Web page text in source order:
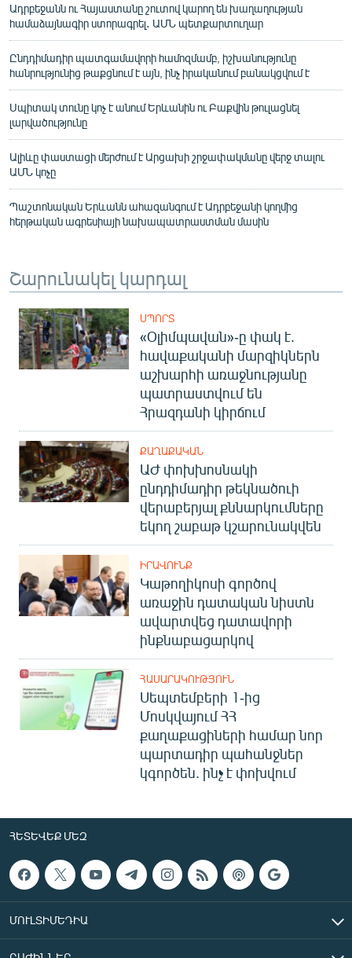
Ադրբեջանն ու Հայաստանը շուտով կարող են խաղաղության
համաձայնագիր ստորագրել․ ԱՄՆ պետքարտուղար
Ընդդիմադիր պատգամավորի համոզմամբ, իշխանությունը
հանրությունից թաքցնում է այն, ինչ իրականում բանակցվում է
Սպիտակ տունը կոչ է անում Երևանին ու Բաքվին թուլացնել
լարվածությունը
Ալիևը փաստացի մերժում է Արցախի շրջափակմանը վերջ տալու
ԱՄՆ կոչը
Պաշտոնական Երևանն ահազանգում է Ադրբեջանի կողմից
հերթական ագրեսիայի նախապատրաստման մասին
Շարունակել կարդալ
ՍՊՈՐՏ
«Օլիմպավան»-ը փակ է.
հավաքականի մարզիկներն
աշխարհի առաջնությանը
պատրաստվում են
Հրազդանի կիրճում
ՔԱՂԱՔԱԿԱՆ
ԱԺ փոխխոսնակի
ընդդիմադիր թեկնածուի
վերաբերյալ քննարկումները
եկող շաբաթ կշարունակվեն
ԻՐԱՎՈՒՆՔ
Կաթողիկոսի գործով
առաջին դատական նիստն
ավարտվեց դատավորի
ինքնաբացարկով
ՀԱՍԱՐԱԿՈՒԹՅՈՒՆ
Սեպտեմբերի 1-ից
Մոսկվայում ՀՀ
քաղաքացիների համար նոր
պարտադիր պահանջներ
կգործեն. ինչ է փոխվում
ՀԵՏԵՎԵՔ ՄԵԶ
ՄՈՒԼՏԻՄԵԴԻԱ